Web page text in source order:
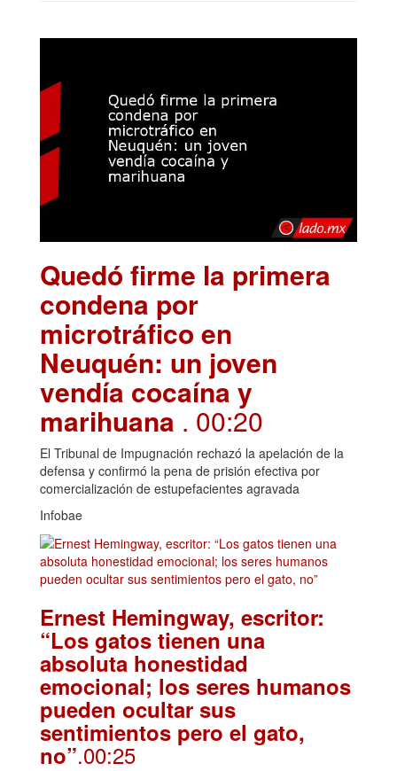
Quedó firme la primera
condena por
microtráfico en
Neuquén: un joven
vendía cocaína y
marihuana . 00:20
El Tribunal de Impugnación rechazó la apelación de la
defensa y confirmó la pena de prisión efectiva por
comercialización de estupefacientes agravada
Infobae
Ernest Hemingway, escritor:
“Los gatos tienen una
absoluta honestidad
emocional; los seres humanos
pueden ocultar sus
sentimientos pero el gato,
no”.00:25